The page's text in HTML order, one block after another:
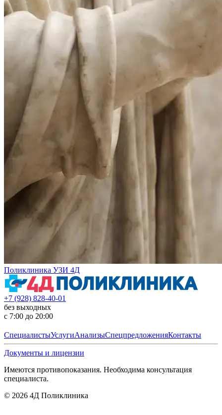
Поликлиника УЗИ 4Д
+7 (928) 828-40-01
без выходных
с 7:00 до 20:00
СпециалистыУслугиАнализыСпецпредложенияКонтакты
Документы и лицензии
Имеются противопоказания. Необходима консультация
специалиста.
© 2026 4Д Поликлиника